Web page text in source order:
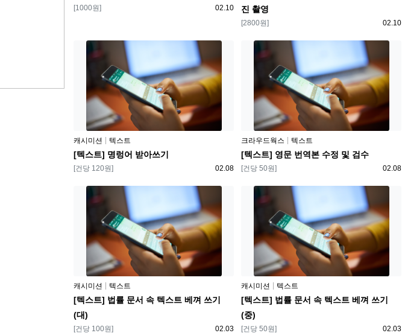
등록일
02.10
보상
[1000원]
진 촬영
등록일
02.10
보상
[2800원]
플랫폼
캐시미션 텍스트
[텍스트] 명렁어 받아쓰기
등록일
02.08
보상
[건당 120원]
플랫폼
크라우드웍스 텍스트
[텍스트] 영문 번역본 수정 및 검수
등록일
02.08
보상
[건당 50원]
플랫폼
캐시미션 텍스트
[텍스트] 법률 문서 속 텍스트 베껴 쓰기
(대)
등록일
02.03
보상
[건당 100원]
플랫폼
캐시미션 텍스트
[텍스트] 법률 문서 속 텍스트 베껴 쓰기
(중)
등록일
02.03
보상
[건당 50원]